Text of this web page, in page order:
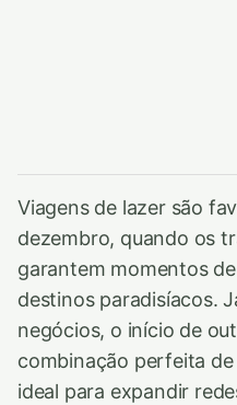
Viagens de lazer são
dezembro, quando os
garantem momentos
destinos paradisíacos.
negócios, o início de
combinação perfeita
ideal para expandir